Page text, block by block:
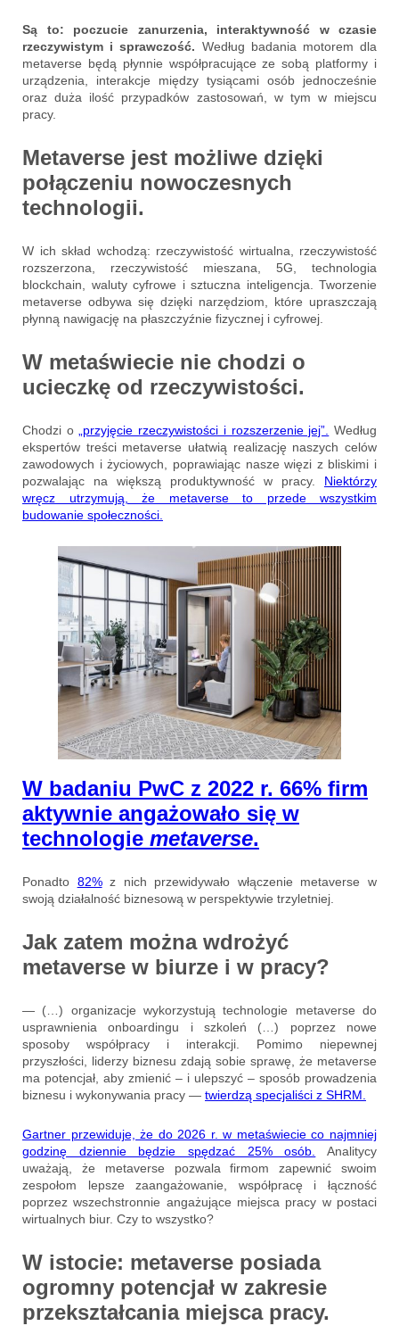
Są to: poczucie zanurzenia, interaktywność w czasie
rzeczywistym i sprawczość. Według badania motorem dla
metaverse będą płynnie współpracujące ze sobą platformy i
urządzenia, interakcje między tysiącami osób jednocześnie
oraz duża ilość przypadków zastosowań, w tym w miejscu
pracy.
Metaverse jest możliwe dzięki
połączeniu nowoczesnych
technologii.
W ich skład wchodzą: rzeczywistość wirtualna, rzeczywistość
rozszerzona, rzeczywistość mieszana, 5G, technologia
blockchain, waluty cyfrowe i sztuczna inteligencja. Tworzenie
metaverse odbywa się dzięki narzędziom, które upraszczają
płynną nawigację na płaszczyźnie fizycznej i cyfrowej.
W metaświecie nie chodzi o
ucieczkę od rzeczywistości.
Chodzi o „przyjęcie rzeczywistości i rozszerzenie jej”.
Według
ekspertów treści metaverse ułatwią realizację naszych celów
zawodowych i życiowych, poprawiając nasze więzi z bliskimi i
pozwalając na większą produktywność w pracy. Niektórzy
wręcz utrzymują, że metaverse to przede wszystkim
budowanie społeczności.
W badaniu PwC z 2022 r. 66% firm
aktywnie angażowało się w
technologie metaverse.
Ponadto 82%z nich przewidywało włączenie metaverse w
swoją działalność biznesową w perspektywie trzyletniej.
Jak zatem można wdrożyć
metaverse w biurze i w pracy?
— (…) organizacje wykorzystują technologie metaverse do
usprawnienia onboardingu i szkoleń (…) poprzez nowe
sposoby współpracy i interakcji. Pomimo niepewnej
przyszłości, liderzy biznesu zdają sobie sprawę, że metaverse
ma potencjał, aby zmienić – i ulepszyć – sposób prowadzenia
biznesu i wykonywania pracy — twierdzą specjaliści z SHRM.
Gartner przewiduje, że do 2026 r. w metaświecie co najmniej
godzinę dziennie będzie spędzać 25% osób. Analitycy
uważają, że metaverse pozwala firmom zapewnić swoim
zespołom lepsze zaangażowanie, współpracę i łączność
poprzez wszechstronnie angażujące miejsca pracy w postaci
wirtualnych biur. Czy to wszystko?
W istocie: metaverse posiada
ogromny potencjał w zakresie
przekształcania miejsca pracy.